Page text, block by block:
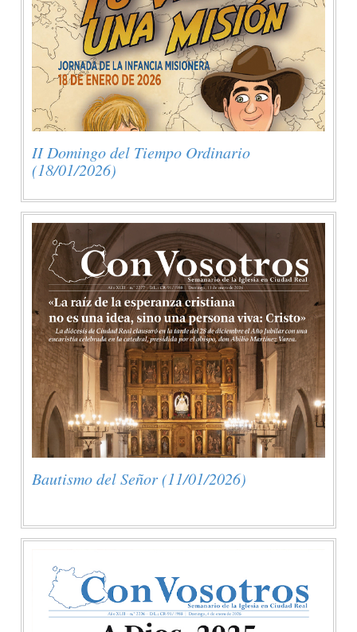
II Domingo del Tiempo Ordinario
(18/01/2026)
Bautismo del Señor (11/01/2026)